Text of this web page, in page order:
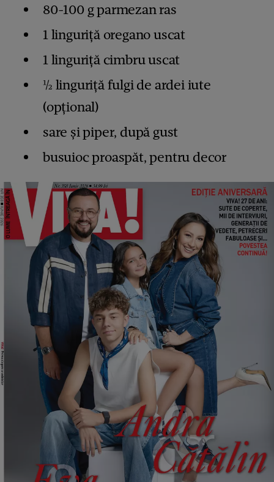
80-100 g parmezan ras
1 linguriță oregano uscat
1 linguriță cimbru uscat
½ linguriță fulgi de ardei iute
(opțional)
sare și piper, după gust
busuioc proaspăt, pentru decor